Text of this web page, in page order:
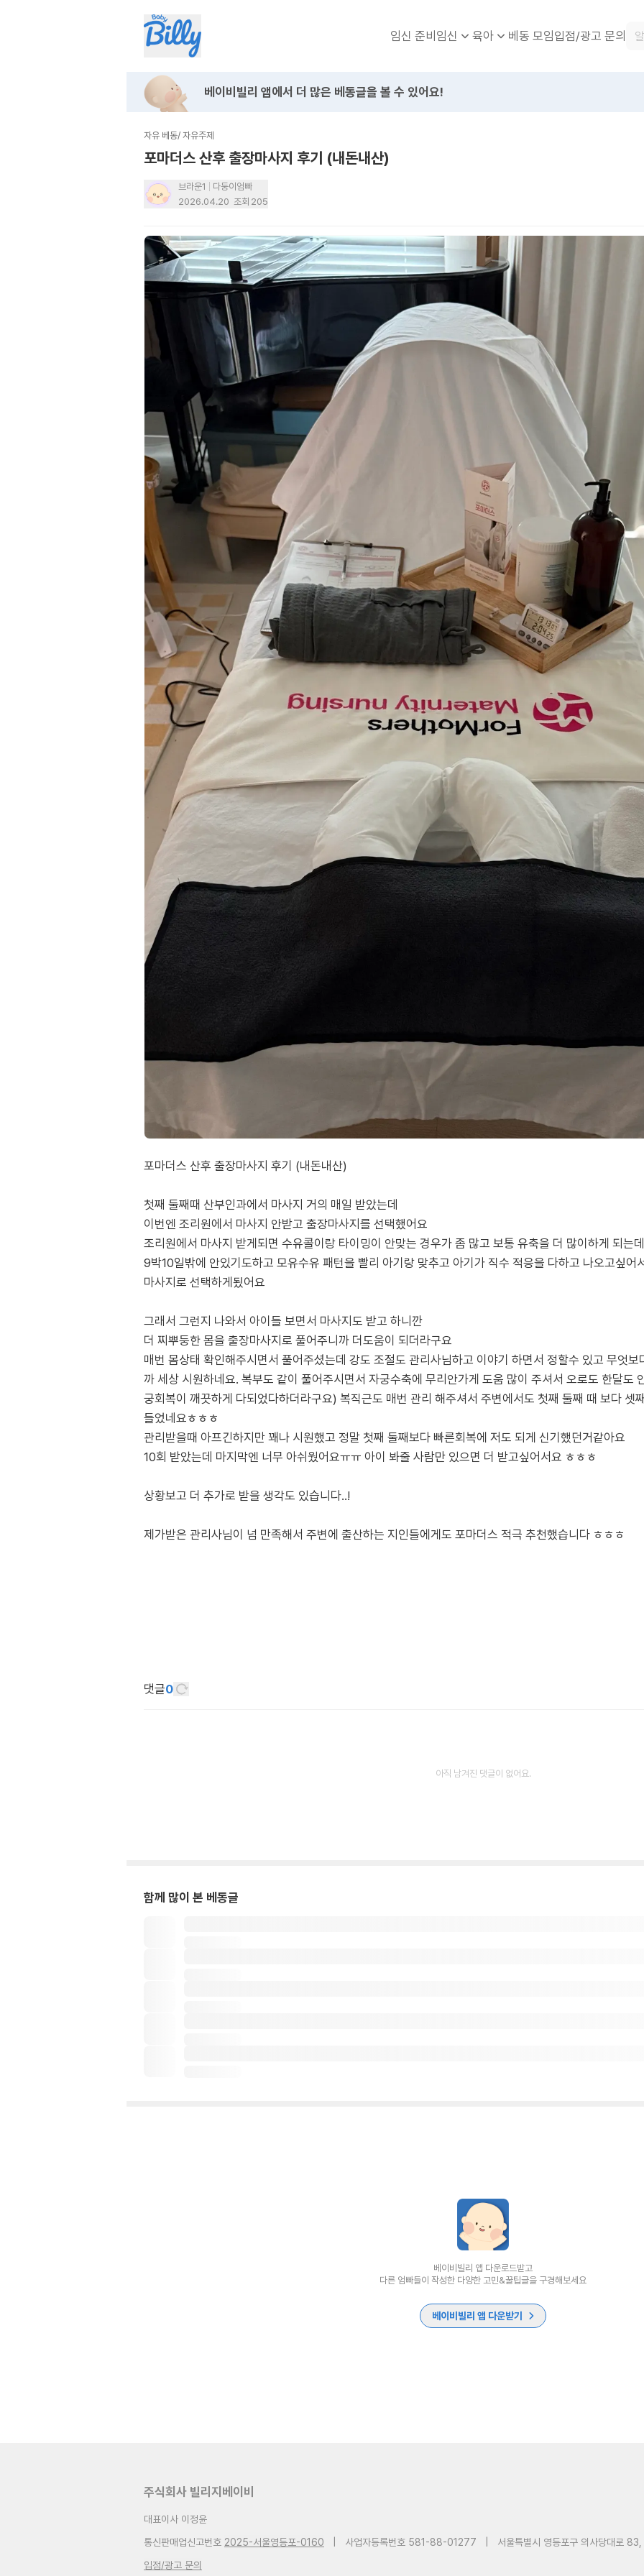
임신 준비임신 육아 베동 모임입점/광고 문의
베이비빌리 앱에서 더 많은 베동글을 볼 수 있어요!
자유 베동/ 자유주제
포마더스 산후 출장마사지 후기 (내돈내산)
브라운1
다둥이엄빠
2026.04.20 조회 205
포마더스 산후 출장마사지 후기 (내돈내산)
첫째 둘째때 산부인과에서 마사지 거의 매일 받았는데
이번엔 조리원에서 마사지 안받고 출장마사지를 선택했어요
조리원에서 마사지 받게되면 수유콜이랑 타이밍이 안맞는 경우가 좀 많고 보통 유축을 더 많이하게 되는데
9박10일밖에 안있기도하고 모유수유 패턴을 빨리 아기랑 맞추고 아기가 직수 적응을 다하고 나오고싶어
마사지로 선택하게됬어요
그래서 그런지 나와서 아이들 보면서 마사지도 받고 하니깐
더 찌뿌둥한 몸을 출장마사지로 풀어주니까 더도움이 되더라구요
매번 몸상태 확인해주시면서 풀어주셨는데 강도 조절도 관리사님하고 이야기 하면서 정할수 있고 무엇
까 세상 시원하네요. 복부도 같이 풀어주시면서 자궁수축에 무리안가게 도움 많이 주셔서 오로도 한달도
궁회복이 깨끗하게 다되었다하더라구요) 복직근도 매번 관리 해주셔서 주변에서도 첫째 둘째 때 보다 셋
들었네요ㅎㅎㅎ
관리받을때 아프긴하지만 꽤나 시원했고 정말 첫째 둘째보다 빠른회복에 저도 되게 신기했던거같아요
10회 받았는데 마지막엔 너무 아쉬웠어요ㅠㅠ 아이 봐줄 사람만 있으면 더 받고싶어서요 ㅎㅎㅎ
상황보고 더 추가로 받을 생각도 있습니다..!
제가받은 관리사님이 넘 만족해서 주변에 출산하는 지인들에게도 포마더스 적극 추천했습니다 ㅎㅎㅎ
댓글0
아직 남겨진 댓글이 없어요.
함께 많이 본 베동글
베이비빌리 앱 다운로드받고
다른 엄빠들이 작성한 다양한 고민&꿀팁글을 구경해보세요
베이비빌리 앱 다운받기
주식회사 빌리지베이비
대표이사 이정윤
통신판매업신고번호 2025-서울영등포-0160 사업자등록번호 581-88-01277
서울특별시 영등포구 의사당대로
입점/광고 문의